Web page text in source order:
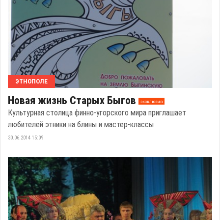
ЭТНОПОЛЕ
Новая жизнь Старых Быгов эксклюзив
Культурная столица финно-угорского мира приглашает
любителей этники на блины и мастер-классы
30.06.2014 15:09